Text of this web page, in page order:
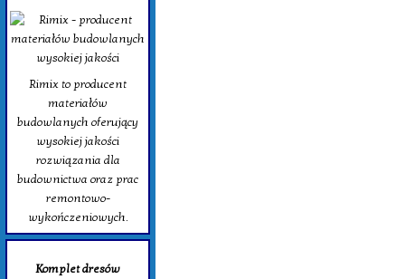
Rimix to producent
materiałów
budowlanych oferujący
wysokiej jakości
rozwiązania dla
budownictwa oraz prac
remontowo-
wykończeniowych.
Komplet dresów